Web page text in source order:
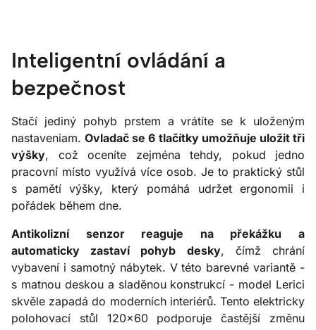
Inteligentní ovládání a
bezpečnost
Stačí jediný pohyb prstem a vrátíte se k uloženým
nastaveniam.Ovladač se 6 tlačítky umožňuje uložit tři
výšky, což oceníte zejména tehdy, pokud jedno
pracovní místo využívá více osob. Je to praktický stůl
s pamětí výšky, který pomáhá udržet ergonomii i
pořádek během dne.
Antikolizní senzor reaguje na překážku a
automaticky zastaví pohyb desky, čímž chrání
vybavení i samotný nábytek. V této barevné variantě -
s matnou deskou a sladěnou konstrukcí - model Lerici
skvěle zapadá do moderních interiérů. Tento elektricky
polohovací stůl 120x60 podporuje častější změnu